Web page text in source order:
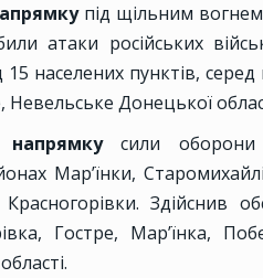
під щільним вогнем
атаки російських
15 населених пунктів,
Донецької
напрямкусили оборони
Мар’їнки,
Красногорівки. Здійснив
Гостре, Мар’їнка,